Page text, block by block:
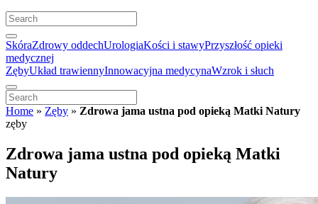
SkóraZdrowy oddechUrologiaKości i stawyPrzyszłość opieki
medycznej
ZębyUkład trawiennyInnowacyjna medycynaWzrok i słuch
Home » Zęby » Zdrowa jama ustna pod opieką Matki Natury
zęby
Zdrowa jama ustna pod opieką Matki
Natury